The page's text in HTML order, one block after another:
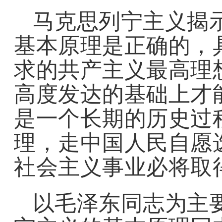
马克思列宁主义揭
基本原理是正确的
求的共产主义最高理
高度发达的基础上
是一个长期的历史
理，走中国人民自愿
社会主义事业必将取
以毛泽东同志为主